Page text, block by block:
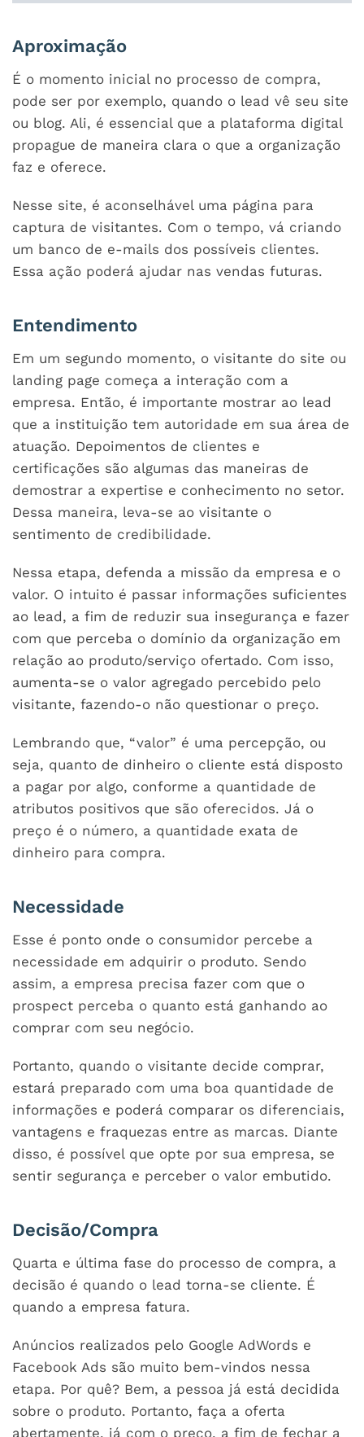
Aproximação
É o momento inicial no processo de compra,
pode ser por exemplo, quando o lead vê seu site
ou blog. Ali, é essencial que a plataforma digital
propague de maneira clara o que a organização
faz e oferece.
Nesse site, é aconselhável uma página para
captura de visitantes. Com o tempo, vá criando
um banco de e-mails dos possíveis clientes.
Essa ação poderá ajudar nas vendas futuras.
Entendimento
Em um segundo momento, o visitante do site ou
landing page começa a interação com a
empresa. Então, é importante mostrar ao lead
que a instituição tem autoridade em sua área de
atuação. Depoimentos de clientes e
certificações são algumas das maneiras de
demostrar a expertise e conhecimento no setor.
Dessa maneira, leva-se ao visitante o
sentimento de credibilidade.
Nessa etapa, defenda a missão da empresa e o
valor. O intuito é passar informações suficientes
ao lead, a fim de reduzir sua insegurança e fazer
com que perceba o domínio da organização em
relação ao produto/serviço ofertado. Com isso,
aumenta-se o valor agregado percebido pelo
visitante, fazendo-o não questionar o preço.
Lembrando que, “valor” é uma percepção, ou
seja, quanto de dinheiro o cliente está disposto
a pagar por algo, conforme a quantidade de
atributos positivos que são oferecidos. Já o
preço é o número, a quantidade exata de
dinheiro para compra.
Necessidade
Esse é ponto onde o consumidor percebe a
necessidade em adquirir o produto. Sendo
assim, a empresa precisa fazer com que o
prospect perceba o quanto está ganhando ao
comprar com seu negócio.
Portanto, quando o visitante decide comprar,
estará preparado com uma boa quantidade de
informações e poderá comparar os diferenciais,
vantagens e fraquezas entre as marcas. Diante
disso, é possível que opte por sua empresa, se
sentir segurança e perceber o valor embutido.
Decisão/Compra
Quarta e última fase do processo de compra, a
decisão é quando o lead torna-se cliente. É
quando a empresa fatura.
Anúncios realizados pelo Google AdWords e
Facebook Ads são muito bem-vindos nessa
etapa. Por quê? Bem, a pessoa já está decidida
sobre o produto. Portanto, faça a oferta
abertamente, já com o preço, a fim de fechar a